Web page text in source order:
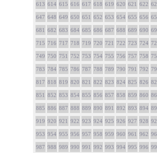
613 614 615 616 617 618 619 620 621 622
647 648 649 650 651 652 653 654 655 656
681 682 683 684 685 686 687 688 689 690
715 716 717 718 719 720 721 722 723 724
749 750 751 752 753 754 755 756 757 758
783 784 785 786 787 788 789 790 791 792
817 818 819 820 821 822 823 824 825 826
851 852 853 854 855 856 857 858 859 860
885 886 887 888 889 890 891 892 893 894
919 920 921 922 923 924 925 926 927 928
953 954 955 956 957 958 959 960 961 962
987 988 989 990 991 992 993 994 995 996